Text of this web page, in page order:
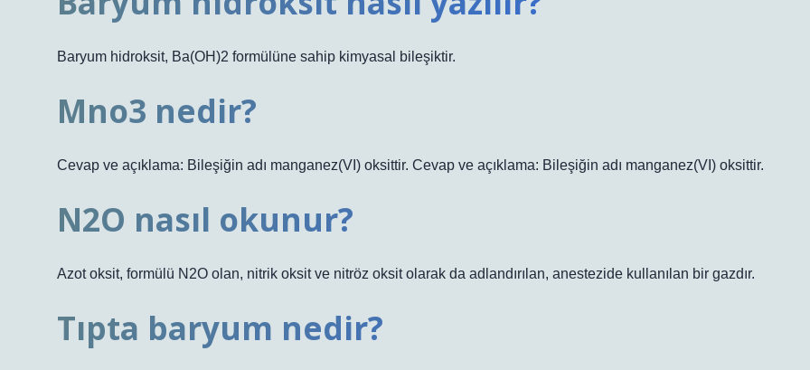
Baryum hidroksit, Ba(OH)2 formülüne sahip kimyasal bileşiktir.
Mno3 nedir?
Cevap ve açıklama: Bileşiğin adı manganez(VI) oksittir. Cevap ve açıklama: Bileşiğin adı manganez(VI) oksittir.
N2O nasıl okunur?
Azot oksit, formülü N2O olan, nitrik oksit ve nitröz oksit olarak da adlandırılan, anestezide kullanılan bir gazdır.
Tıpta baryum nedir?